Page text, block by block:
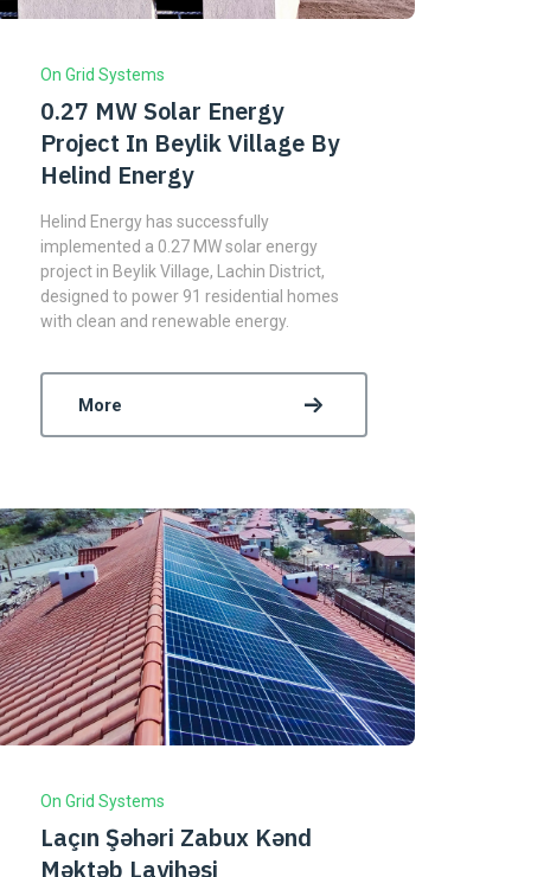
On Grid Systems
0.27 MW Solar Energy
Project In Beylik Village By
Helind Energy
Helind Energy has successfully
implemented a 0.27 MW solar energy
project in Beylik Village, Lachin District,
designed to power 91 residential homes
with clean and renewable energy.
More
On Grid Systems
Laçın Şəhəri Zabux Kənd
Məktəb Layihəsi